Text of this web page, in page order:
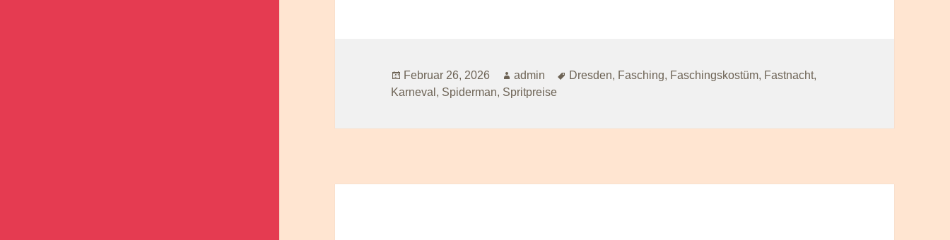
Veröffentlicht
am
Februar 26, 2026 Autor
admin Schlagwörter
Dresden, Fasching, Faschingskostüm, Fastnacht,
Karneval , Spiderman, Spritpreise